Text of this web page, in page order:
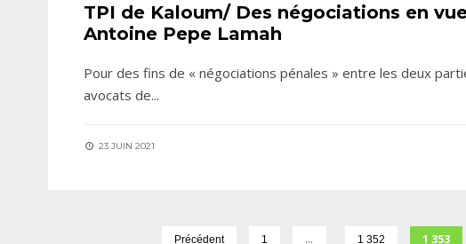
TPI de Kaloum/ Des négociations en
Antoine Pepe Lamah
Pour des fins de « négociations pénales » entre les deux
avocats de...
23 JUIN 2021
Précédent 1 … 1 352 1 353